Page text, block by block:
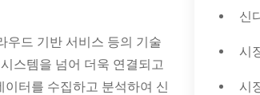
우드 기반 서비스 등의 기술
스템을 넘어 더욱 연결되고
터를 수집하고 분석하여 신
신
시
시